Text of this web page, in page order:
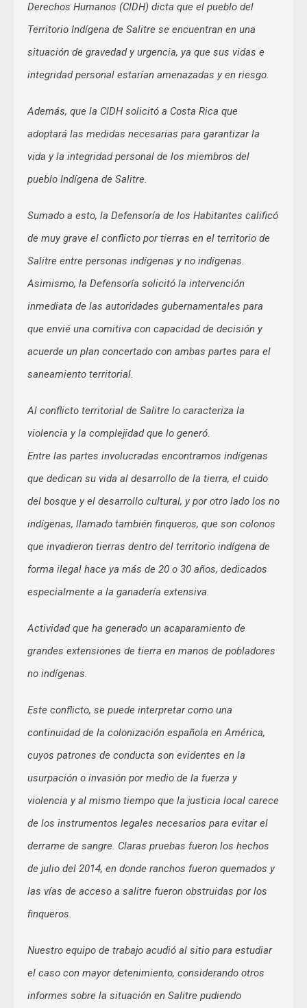
Derechos Humanos (CIDH) dicta que el pueblo del
Territorio Indígena de Salitre se encuentran en una
situación de gravedad y urgencia, ya que sus vidas e
integridad personal estarían amenazadas y en riesgo.
Además, que la CIDH solicitó a Costa Rica que
adoptará las medidas necesarias para garantizar la
vida y la integridad personal de los miembros del
pueblo Indígena de Salitre.
Sumado a esto, la Defensoría de los Habitantes calificó
de muy grave el conflicto por tierras en el territorio de
Salitre entre personas indígenas y no indígenas.
Asimismo, la Defensoría solicitó la intervención
inmediata de las autoridades gubernamentales para
que envié una comitiva con capacidad de decisión y
acuerde un plan concertado con ambas partes para el
saneamiento territorial.
Al conflicto territorial de Salitre lo caracteriza la
violencia y la complejidad que lo generó.
Entre las partes involucradas encontramos indígenas
que dedican su vida al desarrollo de la tierra, el cuido
del bosque y el desarrollo cultural, y por otro lado los no
indígenas, llamado también finqueros, que son colonos
que invadieron tierras dentro del territorio indígena de
forma ilegal hace ya más de 20 o 30 años, dedicados
especialmente a la ganadería extensiva.
Actividad que ha generado un acaparamiento de
grandes extensiones de tierra en manos de pobladores
no indígenas.
Este conflicto, se puede interpretar como una
continuidad de la colonización española en América,
cuyos patrones de conducta son evidentes en la
usurpación o invasión por medio de la fuerza y
violencia y al mismo tiempo que la justicia local carece
de los instrumentos legales necesarios para evitar el
derrame de sangre. Claras pruebas fueron los hechos
de julio del 2014, en donde ranchos fueron quemados y
las vías de acceso a salitre fueron obstruidas por los
finqueros.
Nuestro equipo de trabajo acudió al sitio para estudiar
el caso con mayor detenimiento, considerando otros
informes sobre la situación en Salitre pudiendo